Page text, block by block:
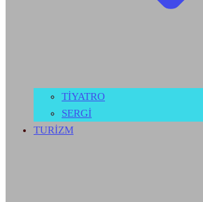
TİYATRO
SERGİ
TURİZM